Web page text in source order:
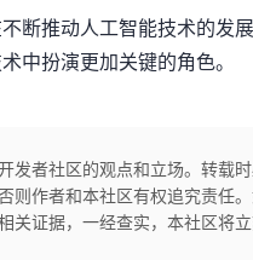
断推动人工智能技术的发
中扮演更加关键的角色。
发者社区的观点和立场。转载
则作者和本社区有权追究责任
关证据，一经查实，本社区将